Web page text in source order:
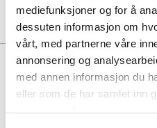
mediefunksjoner og for å
dessuten informasjon om
vårt, med partnerne våre
annonsering og
med annen informasjon du
eller som de har samlet inn
Beskrivelse
Superfit Boomerang. En lett